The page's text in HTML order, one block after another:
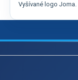
Vyšívané logo Joma.
Z